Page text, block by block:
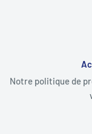
Notre politique de